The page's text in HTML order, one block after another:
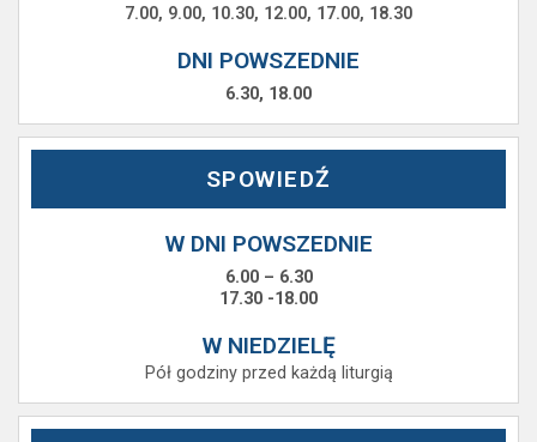
7.00, 9.00, 10.30, 12.00, 17.00, 18.30
DNI POWSZEDNIE
6.30, 18.00
SPOWIEDŹ
W DNI POWSZEDNIE
6.00 – 6.30
17.30 -18.00
W NIEDZIELĘ
Pół godziny przed każdą liturgią